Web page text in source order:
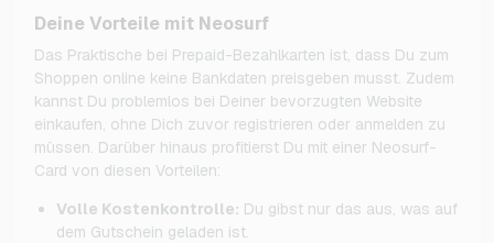
Deine Vorteile mit Neosurf
Das Praktische bei Prepaid-Bezahlkarten ist, dass Du zum
Shoppen online keine Bankdaten preisgeben musst. Zudem
kannst Du problemlos bei Deiner bevorzugten Website
einkaufen, ohne Dich zuvor registrieren oder anmelden zu
müssen. Darüber hinaus profitierst Du mit einer Neosurf-
Card von diesen Vorteilen:
Volle Kostenkontrolle: Du gibst nur das aus, was auf
dem Gutschein geladen ist.